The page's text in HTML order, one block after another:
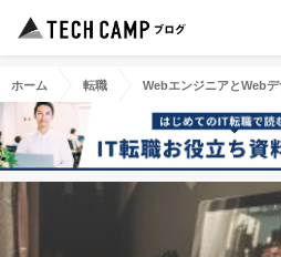
ホーム 転職 WebエンジニアとWeb